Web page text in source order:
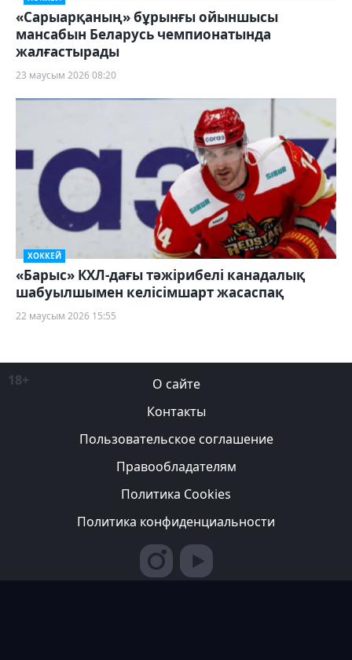
«Сарыарқаның» бұрынғы ойыншысы
мансабын Беларусь чемпионатында
жалғастырады
23 маусым 2026 08:20
ХОККЕЙ
«Барыс» КХЛ-дағы тәжірибелі канадалық
шабуылшымен келісімшарт жасаспақ
22 маусым 2026 15:55
18+
О сайте
Контакты
Пользовательское соглашение
Правообладателям
Политика Cookies
Политика конфиденциальности